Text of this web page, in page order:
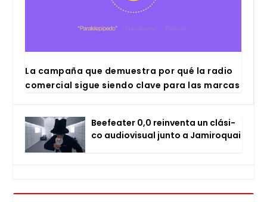
La cam­pa­ña que demues­tra por qué la radio
comer­cial sigue sien­do cla­ve para las mar­cas
Bee­fea­ter 0,0 rein­ven­ta un clá­si­
co audio­vi­sual jun­to a Jami­ro­quai